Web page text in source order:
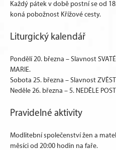
Každý pátek v době postní se od
koná pobožnost Křížové cesty.
Liturgický kalendář
Pondělí 20. března – Slavnost
MARIE.
Sobota 25. března – Slavnost
Neděle 26. března – 5. NEDĚLE
Pravidelné aktivity
Modlitební společenství žen a
měsíci od 20:00 hodin na faře.